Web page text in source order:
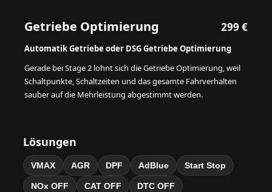
Getriebe Optimierung 299 €
Automatik Getriebe oder DSG Getriebe Optimierung
Gerade bei Stage 2 lohnt sich die Getriebe Optimierung, weil
Schaltpunkte, Schaltzeiten und das gesamte Fahrverhalten
sauber auf die Mehrleistung abgestimmt werden.
Lösungen
VMAX AGR DPF AdBlue Start Stop
NOx OFF CAT OFF DTC OFF